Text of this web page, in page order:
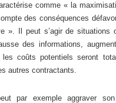
comme « la
des conséquences
». Il peut s’agir de situations
des informations,
coûts potentiels seront
autres contractants.
par exemple aggraver